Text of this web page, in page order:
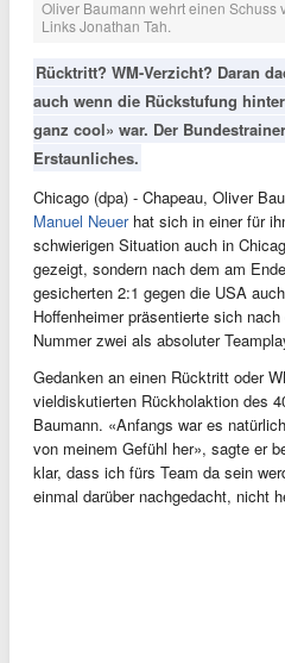
Oliver Baumann wehrt einen Schuss
Links Jonathan Tah.
Rücktritt? WM-Verzicht? Daran
auch wenn die Rückstufung
ganz cool» war. Der
Erstaunliches.
Chicago (dpa) - Chapeau, Oliver
Manuel Neuerhat sich in einer für
schwierigen Situation auch in
gezeigt, sondern nach dem am
gesicherten 2:1 gegen die USA
Hoffenheimer präsentierte sich
Nummer zwei als absoluter
Gedanken an einen Rücktritt oder
vieldiskutierten Rückholaktion des
Baumann. «Anfangs war es
von meinem Gefühl her», sagte er
klar, dass ich fürs Team da sein
einmal darüber nachgedacht, nicht